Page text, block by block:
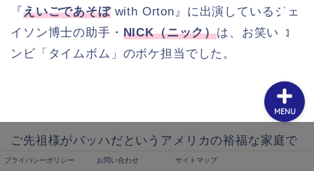
『 えいごであそぼwith Orton』に出演しているジェ
イソン博士の助手・ NICK（ニック）は、お笑いコ
ンビ「タイムボム」のボケ担当でした。
ご先祖様がバッハだというアメリカの裕福な家庭で
育ったNICK（ニック）のエピソードは、スゴすぎて
プライバシーポリシー お問い合わせ サイトマップ
MENU
サイトマップ